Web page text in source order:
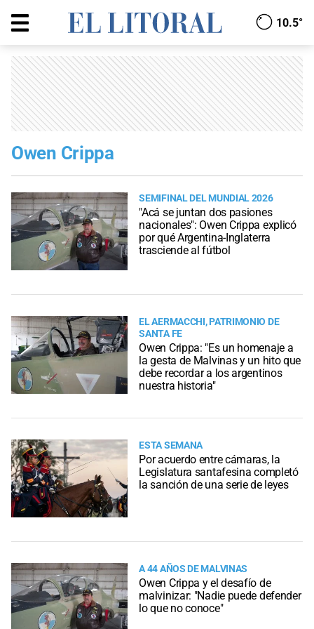
10.5°
Owen Crippa
SEMIFINAL DEL MUNDIAL 2026
"Acá se juntan dos pasiones
nacionales": Owen Crippa explicó
por qué Argentina-Inglaterra
trasciende al fútbol
EL AERMACCHI, PATRIMONIO DE
SANTA FE
Owen Crippa: "Es un homenaje a
la gesta de Malvinas y un hito que
debe recordar a los argentinos
nuestra historia"
ESTA SEMANA
Por acuerdo entre cámaras, la
Legislatura santafesina completó
la sanción de una serie de leyes
A 44 AÑOS DE MALVINAS
Owen Crippa y el desafío de
malvinizar: "Nadie puede defender
lo que no conoce"